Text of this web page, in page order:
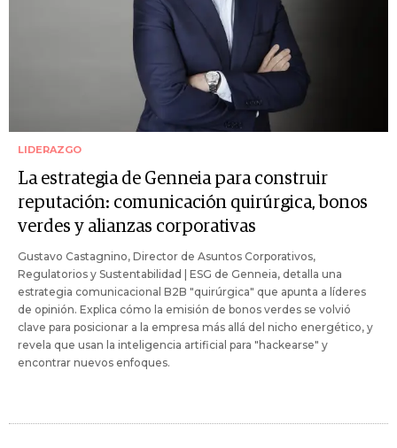
LIDERAZGO
La estrategia de Genneia para construir
reputación: comunicación quirúrgica, bonos
verdes y alianzas corporativas
Gustavo Castagnino, Director de Asuntos Corporativos,
Regulatorios y Sustentabilidad | ESG de Genneia, detalla una
estrategia comunicacional B2B "quirúrgica" que apunta a líderes
de opinión. Explica cómo la emisión de bonos verdes se volvió
clave para posicionar a la empresa más allá del nicho energético, y
revela que usan la inteligencia artificial para "hackearse" y
encontrar nuevos enfoques.